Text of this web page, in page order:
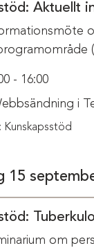
Aktuellt
- 16:00
i
Kunskapsstöd
15
om